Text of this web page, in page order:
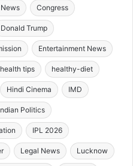
Congress
Donald Trump
Entertainment News
health tips healthy-diet
Hindi Cinema IMD
Politics
IPL 2026
Legal News Lucknow